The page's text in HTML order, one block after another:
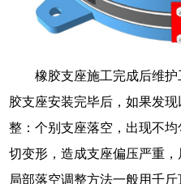
橡胶支座施工完成后维
胶支座安装完毕后，如果发
整：个别支座落空，出现不
切变形，造成支座偏压严重
局部落空调整方法一般用千